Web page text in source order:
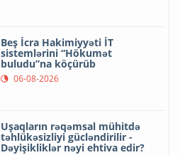
Beş İcra Hakimiyyəti İT
sistemlərini “Hökumət
buludu”na köçürüb
06-08-2026
Uşaqların rəqəmsal mühitdə
təhlükəsizliyi gücləndirilir -
Dəyişikliklər nəyi ehtiva edir?